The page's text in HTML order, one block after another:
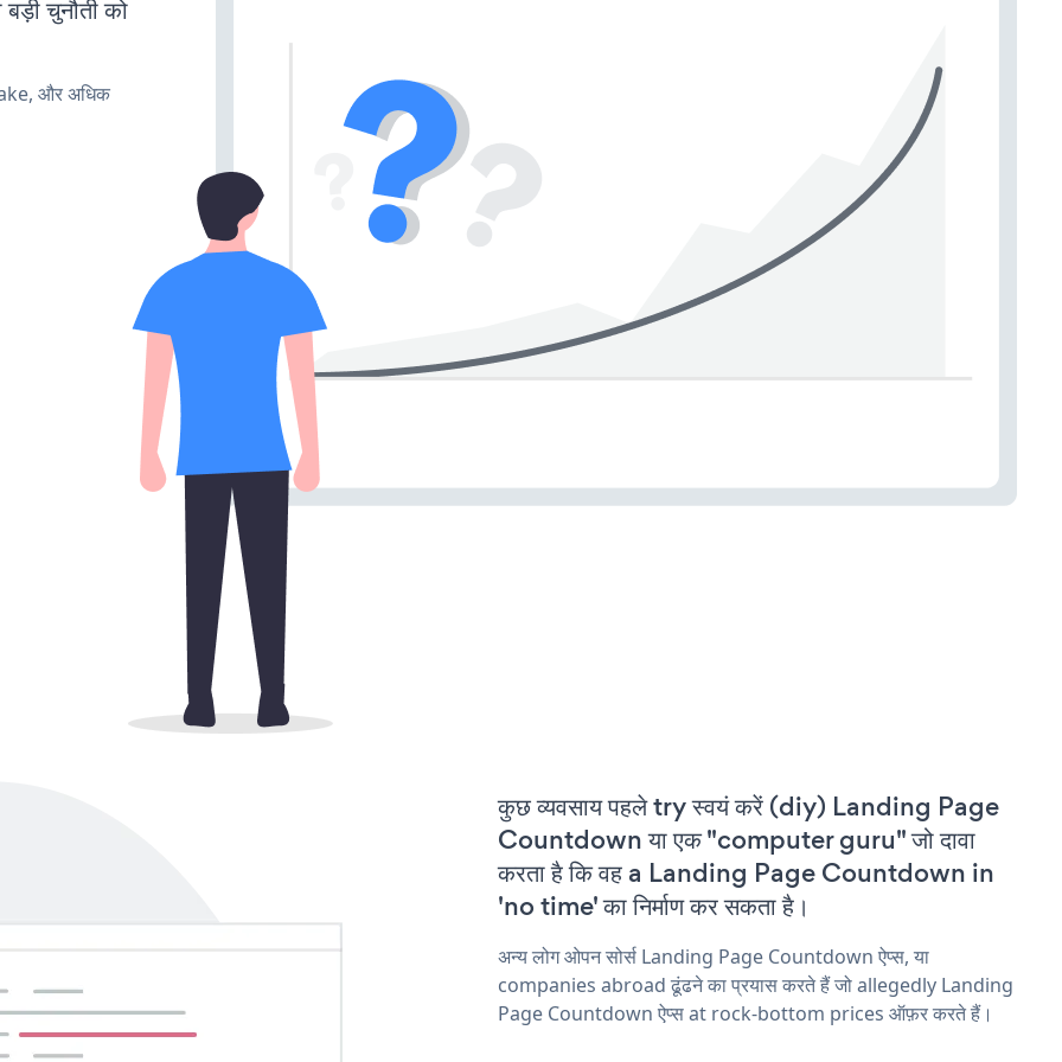
चुनौती को
और अधिक
कुछ व्यवसाय पहले try स्वयं करें (diy) Landing Page
Countdown या एक "computer guru" जो दावा
करता है कि वह a Landing Page Countdown in
'no time' का निर्माण कर सकता है।
अन्य लोग ओपन सोर्स Landing Page Countdown ऐप्स, या
companies abroad ढूंढने का प्रयास करते हैं जो allegedly Landing
Page Countdown ऐप्स at rock-bottom prices ऑफ़र करते हैं।